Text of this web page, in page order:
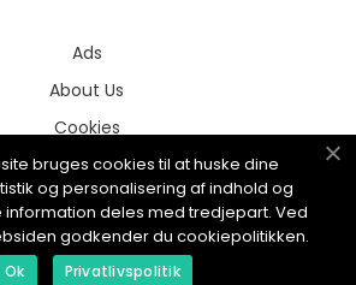
Ads
About Us
Cookies
Contact
Sitemap
bruges cookies til at huske dine
og personalisering af indhold og
information deles med tredjepart. Ved
godkender du cookiepolitikken.
Ok Privatlivspolitik